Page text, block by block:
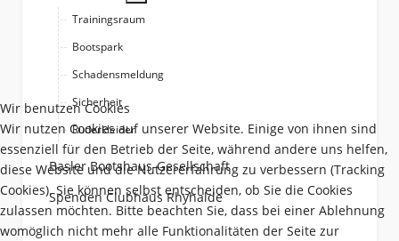
Trainingsraum
Bootspark
Schadensmeldung
Sicherheit
Ruderkleider
Basler Bootshaus-Gesellschaft
Spenden Clubhaus Rhyhalde
Wir benutzen Cookies
Wir nutzen Cookies auf unserer Website. Einige von ihnen sind
essenziell für den Betrieb der Seite, während andere uns helfen,
diese Website und die Nutzererfahrung zu verbessern (Tracking
Cookies). Sie können selbst entscheiden, ob Sie die Cookies
zulassen möchten. Bitte beachten Sie, dass bei einer Ablehnung
womöglich nicht mehr alle Funktionalitäten der Seite zur